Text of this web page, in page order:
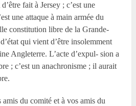
fait à Jersey ; c’est une
une attaque à main armée du
constitution libre de la Grande-
qui vient d’être insolemment
Angleterre. L’acte d’expul- sion a
; c’est un anachronisme ; il aurait
du comité et à vos amis du